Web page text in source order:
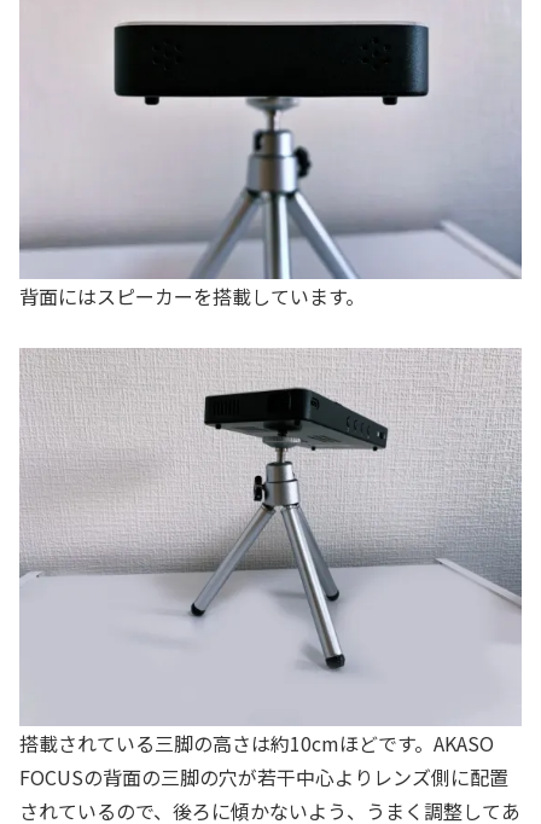
背面にはスピーカーを搭載しています。
搭載されている三脚の高さは約10cmほどです。AKASO
FOCUSの背面の三脚の穴が若干中心よりレンズ側に配置
されているので、後ろに傾かないよう、うまく調整してあ